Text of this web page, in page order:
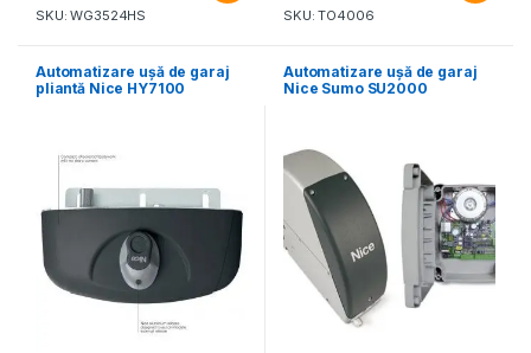
SKU: WG3524HS SKU: TO4006
Automatizare ușă de garaj
pliantă Nice HY7100
Automatizare ușă de garaj
Nice Sumo SU2000